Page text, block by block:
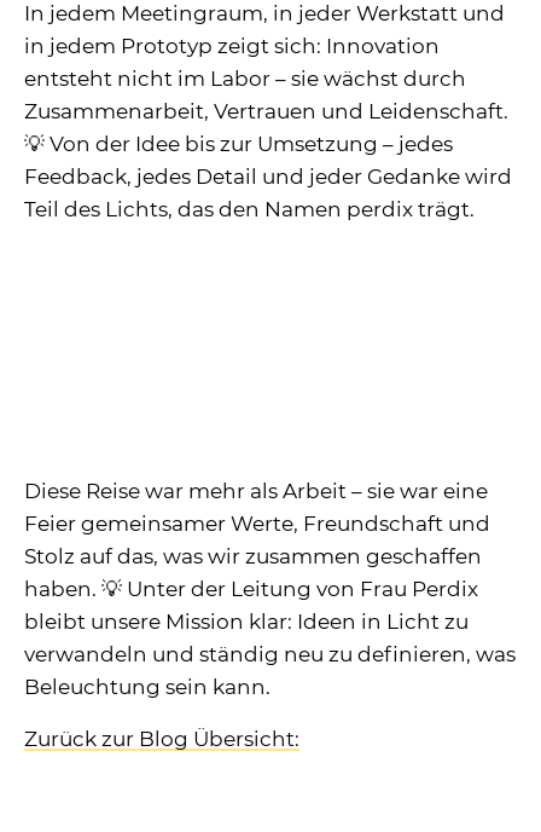
In jedem Meetingraum, in jeder Werkstatt und
in jedem Prototyp zeigt sich: Innovation
entsteht nicht im Labor – sie wächst durch
Zusammenarbeit, Vertrauen und Leidenschaft.
💡 Von der Idee bis zur Umsetzung – jedes
Feedback, jedes Detail und jeder Gedanke wird
Teil des Lichts, das den Namen perdix trägt.
Diese Reise war mehr als Arbeit – sie war eine
Feier gemeinsamer Werte, Freundschaft und
Stolz auf das, was wir zusammen geschaffen
haben. 💡 Unter der Leitung von Frau Perdix
bleibt unsere Mission klar: Ideen in Licht zu
verwandeln und ständig neu zu definieren, was
Beleuchtung sein kann.
Zurück zur Blog Übersicht: